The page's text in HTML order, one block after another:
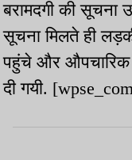
बरामदगी की सूचना
सूचना मिलते ही
पहुंचे और औपचारिक
दी गयी.